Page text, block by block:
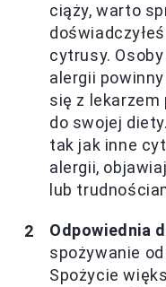
ciąży, warto
cytrusy.
alergii
się z lekarzem
do swojej
tak jak inne
alergii,
lub
Odpowiednia
spożywanie
Spożycie